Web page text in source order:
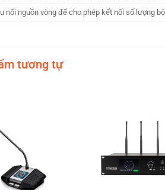
nối nguồn vòng để cho phép kết nối số lượng
tương tự